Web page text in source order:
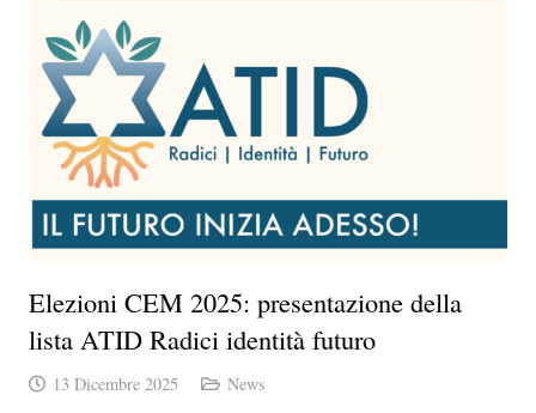
Elezioni CEM 2025: presentazione della
lista ATID Radici identità futuro
13 Dicembre 2025 News